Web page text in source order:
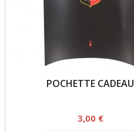
POCHETTE CADEAU
Prix
3,00 €